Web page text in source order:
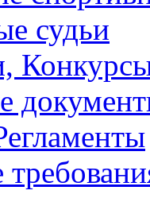
судьи